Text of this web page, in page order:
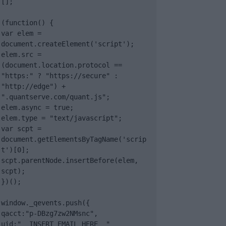
(function() {
var elem =
document.createElement('script');
elem.src =
(document.location.protocol ==
"https:" ? "https://secure" :
"http://edge") +
".quantserve.com/quant.js";
elem.async = true;
elem.type = "text/javascript";
var scpt =
document.getElementsByTagName('scrip
t')[0];
scpt.parentNode.insertBefore(elem,
scpt);
})();
window._qevents.push({
qacct:"p-DBzg7zw2NMsnc",
uid:"__INSERT_EMAIL_HERE__"